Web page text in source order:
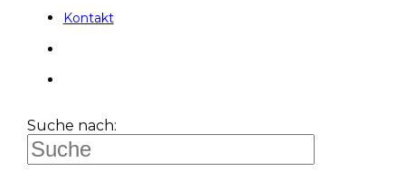
Kontakt
Suche nach: